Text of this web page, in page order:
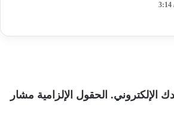
الخميس - 23 يوليو - 2026 / 3:14
الإلكتروني. الحقول الإلزامية مشار